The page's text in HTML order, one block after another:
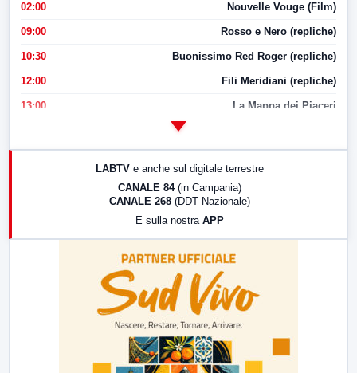
02:00 Nouvelle Vouge (Film)
09:00 Rosso e Nero (repliche)
10:30 Buonissimo Red Roger (repliche)
12:00 Fili Meridiani (repliche)
13:00 La Mappa dei Piaceri
LABTV e anche sul digitale terrestre
CANALE 84 (in Campania)
CANALE 268 (DDT Nazionale)
E sulla nostra APP